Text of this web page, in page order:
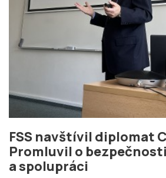
FSS navštívil diplomat
Promluvil o
a spolupráci